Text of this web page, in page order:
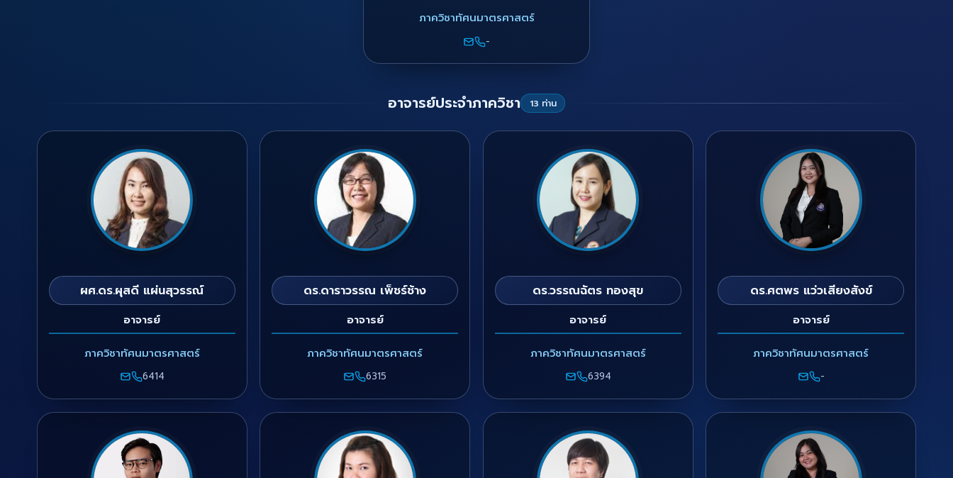
ภาควิชาทัศนมาตรศาสตร์
-
อาจารย์ประจำภาควิชา 13 ท่าน
ผศ.ดร.ผุสดี แผ่นสุวรรณ์
อาจารย์
ภาควิชาทัศนมาตรศาสตร์
6414
ดร.ดาราวรรณ เพ็ชร์ช้าง
อาจารย์
ภาควิชาทัศนมาตรศาสตร์
6315
ดร.วรรณฉัตร ทองสุข
อาจารย์
ภาควิชาทัศนมาตรศาสตร์
6394
ดร.ศตพร แว่วเสียงสังข์
อาจารย์
ภาควิชาทัศนมาตรศาสตร์
-